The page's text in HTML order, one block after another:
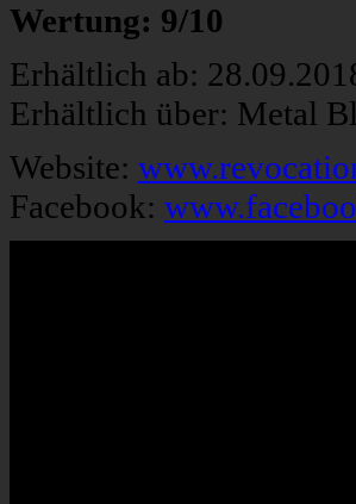
Wertung: 9/10
Erhältlich ab:
Erhältlich über: Metal
Website:
Facebook: